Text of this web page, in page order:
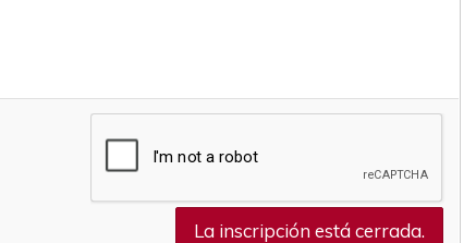
La inscripción está cerrada.